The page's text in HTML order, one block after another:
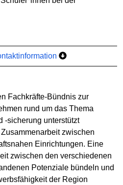
Fachkräfte-Bündnis zur
rund um das Thema
-sicherung unterstützt
zwischen
Einrichtungen. Eine
zwischen den verschiedenen
Potenziale bündeln und
der Region